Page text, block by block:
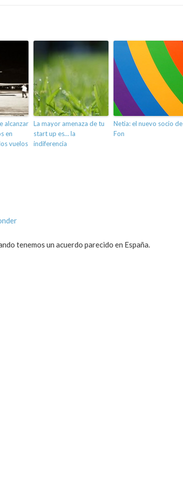
alcanzar
en
vuelos
La mayor amenaza de tu
start up es… la
indiferencia
Netia: el nuevo socio de
Fon
tenemos un acuerdo parecido en España.